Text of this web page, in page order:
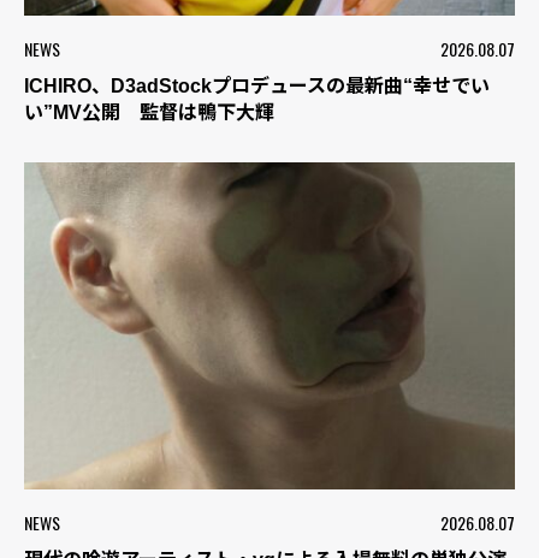
NEWS 2026.08.07
ICHIRO、D3adStockプロデュースの最新曲“幸せでい
い”MV公開 監督は鴨下大輝
NEWS 2026.08.07